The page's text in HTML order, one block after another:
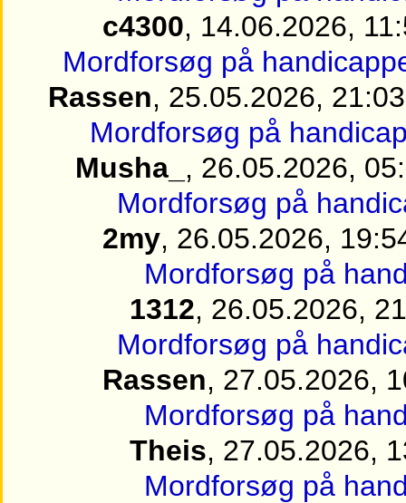
c4300, 14.06.2026,
Mordforsøg på
Rassen, 25.05.2026, 21:03
Mordforsøg på
Musha_ , 26.05.2026,
Mordforsøg på
2my, 26.05.2026,
Mordforsøg på
1312, 26.05.2026,
Mordforsøg på
Rassen, 27.05.2026,
Mordforsøg på
Theis, 27.05.2026,
Mordforsøg på